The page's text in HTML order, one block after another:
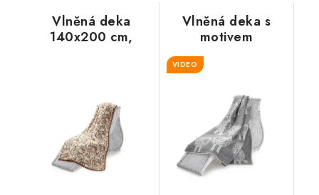
Vlněná deka
140x200 cm,
Vlněná deka s
motivem
kudrnatého
beránka, šedá,
VIDEO